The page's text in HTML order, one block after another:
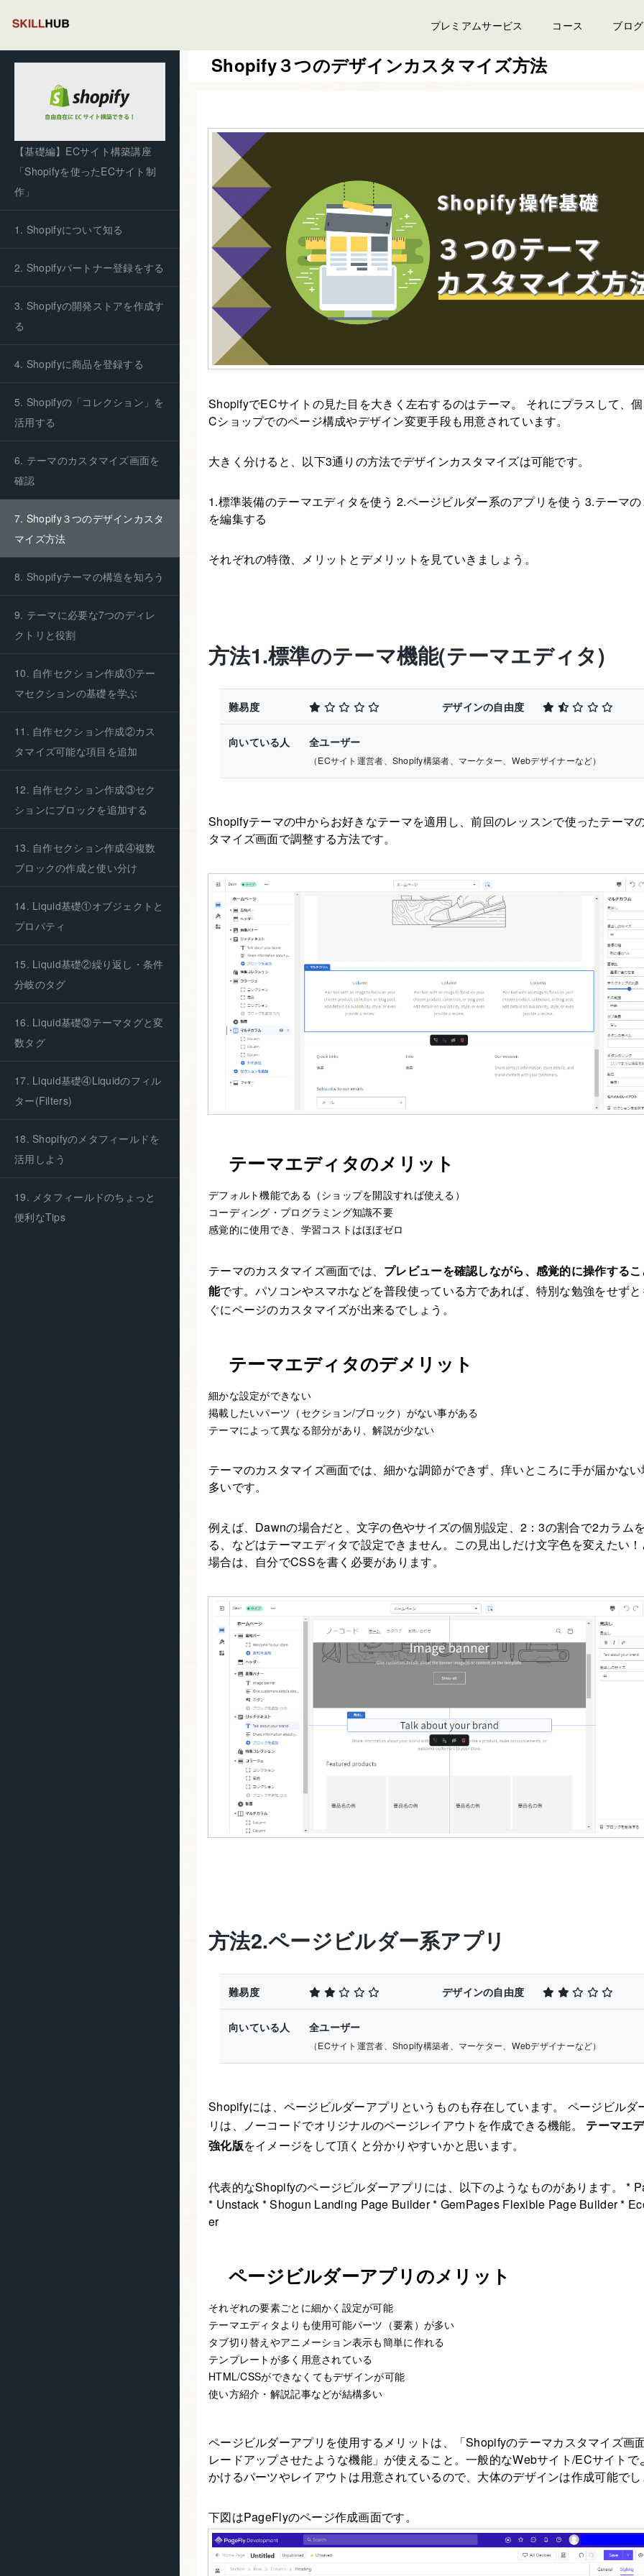
プレミアムサービス コース ブログ
【基礎編】ECサイト構築講座
「Shopifyを使ったECサイト制
作」
1. Shopifyについて知る
2. Shopifyパートナー登録をする
3. Shopifyの開発ストアを作成す
る
4. Shopifyに商品を登録する
5. Shopifyの「コレクション」を
活用する
6. テーマのカスタマイズ画面を
確認
7. Shopify３つのデザインカスタ
マイズ方法
8. Shopifyテーマの構造を知ろう
9. テーマに必要な7つのディレ
クトリと役割
10. 自作セクション作成①テー
マセクションの基礎を学ぶ
11. 自作セクション作成②カス
タマイズ可能な項目を追加
12. 自作セクション作成③セク
ションにブロックを追加する
13. 自作セクション作成④複数
ブロックの作成と使い分け
14. Liquid基礎①オブジェクトと
プロパティ
15. Liquid基礎②繰り返し・条件
分岐のタグ
16. Liquid基礎③テーマタグと変
数タグ
17. Liquid基礎④Liquidのフィル
ター(Filters)
18. Shopifyのメタフィールドを
活用しよう
19. メタフィールドのちょっと
便利なTips
Shopify３つのデザインカスタマイズ方法
ShopifyでECサイトの見た目を大きく左右するのはテーマ。 それにプラスして、
Cショップでのページ構成やデザイン変更手段も用意されています。
大きく分けると、以下3通りの方法でデザインカスタマイズは可能です。
1.標準装備のテーマエディタを使う 2.ページビルダー系のアプリを使う 3.テーマ
を編集する
それぞれの特徴、メリットとデメリットを見ていきましょう。
方法1.標準のテーマ機能(テーマエディタ)
難易度 デザインの自由度
向いている人 全ユーザー
（ECサイト運営者、Shopify構築者、マーケター、Webデザイナーなど）
Shopifyテーマの中からお好きなテーマを適用し、前回のレッスンで使ったテーマ
タマイズ画面で調整する方法です。
テーマエディタのメリット
デフォルト機能である（ショップを開設すれば使える）
コーディング・プログラミング知識不要
感覚的に使用でき、学習コストはほぼゼロ
テーマのカスタマイズ画面では、 プレビューを確認しながら、感覚的に操作する
能です。パソコンやスマホなどを普段使っている方であれば、特別な勉強をせず
ぐにページのカスタマイズが出来るでしょう。
テーマエディタのデメリット
細かな設定ができない
掲載したいパーツ（セクション/ブロック）がない事がある
テーマによって異なる部分があり、解説が少ない
テーマのカスタマイズ画面では、細かな調節ができず、痒いところに手が届かな
多いです。
例えば、Dawnの場合だと、文字の色やサイズの個別設定、2：3の割合で2カラム
る、などはテーマエディタで設定できません。この見出しだけ文字色を変えたい
場合は、自分でCSSを書く必要があります。
方法2.ページビルダー系アプリ
難易度 デザインの自由度
向いている人 全ユーザー
（ECサイト運営者、Shopify構築者、マーケター、Webデザイナーなど）
Shopifyには、ページビルダーアプリというものも存在しています。 ページビルダ
リは、ノーコードでオリジナルのページレイアウトを作成できる機能。 テーマエ
強化版をイメージをして頂くと分かりやすいかと思います。
代表的なShopifyのページビルダーアプリには、以下のようなものがあります。 *
* Unstack * Shogun Landing Page Builder * GemPages Flexible Page Builder *
er
ページビルダーアプリのメリット
それぞれの要素ごとに細かく設定が可能
テーマエディタよりも使用可能パーツ（要素）が多い
タブ切り替えやアニメーション表示も簡単に作れる
テンプレートが多く用意されている
HTML/CSSができなくてもデザインが可能
使い方紹介・解説記事などが結構多い
ページビルダーアプリを使用するメリットは、「Shopifyのテーマカスタマイズ画
レードアップさせたような機能」が使えること。一般的なWebサイト/ECサイトで
かけるパーツやレイアウトは用意されているので、大体のデザインは作成可能で
下図はPageFlyのページ作成画面です。